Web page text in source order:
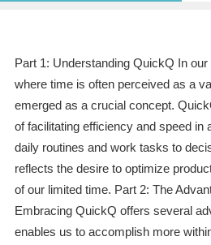
Part 1: Understanding QuickQ In
where time is often perceived as a
emerged as a crucial concept.
of facilitating efficiency and speed in
daily routines and work tasks to
reflects the desire to optimize
of our limited time. Part 2: The
Embracing QuickQ offers several
enables us to accomplish more